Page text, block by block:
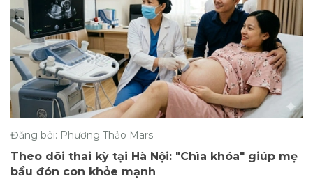
Đăng bởi: Phương Thảo Mars
Theo dõi thai kỳ tại Hà Nội: "Chìa khóa" giúp mẹ
bầu đón con khỏe mạnh